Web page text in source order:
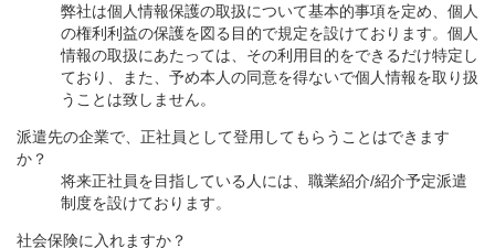
弊社は個人情報保護の取扱について基本的事項を定め、個人
の権利利益の保護を図る目的で規定を設けております。個人
情報の取扱にあたっては、その利用目的をできるだけ特定し
ており、また、予め本人の同意を得ないで個人情報を取り扱
うことは致しません。
派遣先の企業で、正社員として登用してもらうことはできます
か？
将来正社員を目指している人には、職業紹介/紹介予定派遣
制度を設けております。
社会保険に入れますか？